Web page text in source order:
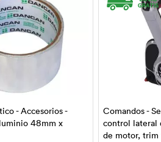
- Accesorios -
48mm x
Comandos -
control lateral
de motor, trim